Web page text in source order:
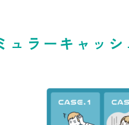
ュラーキャッシ